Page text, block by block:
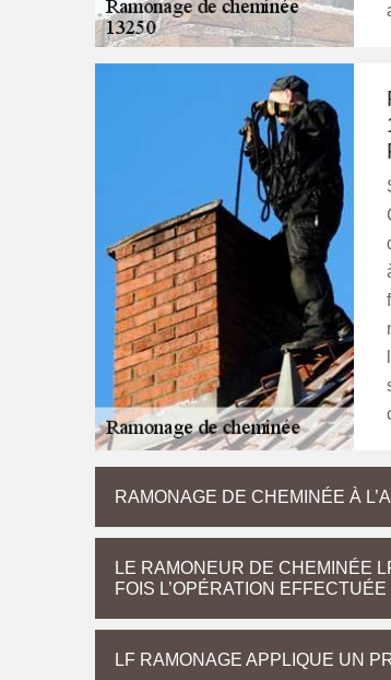
RAMONAGE DE CHEMINÉE À
LE RAMONEUR DE CHEMINÉE
FOIS L’OPÉRATION EFFECTUÉE
LF RAMONAGE APPLIQUE UN